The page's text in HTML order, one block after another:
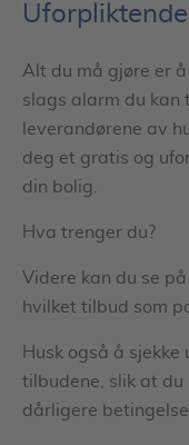
Alt du må gjøre er
slags alarm du kan
leverandørene av
deg et gratis og
din bolig.
Hva trenger du?
Videre kan du se
hvilket tilbud som
Husk også å
tilbudene, slik at du
dårligere